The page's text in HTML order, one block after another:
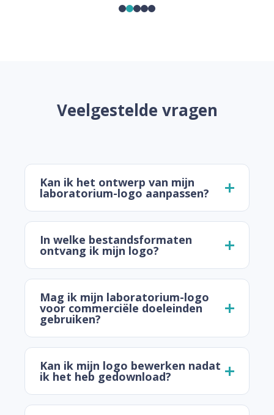
Veelgestelde vragen
Kan ik het ontwerp van mijn
laboratorium-logo aanpassen?
In welke bestandsformaten
ontvang ik mijn logo?
Mag ik mijn laboratorium-logo
voor commerciële doeleinden
gebruiken?
Kan ik mijn logo bewerken nadat
ik het heb gedownload?